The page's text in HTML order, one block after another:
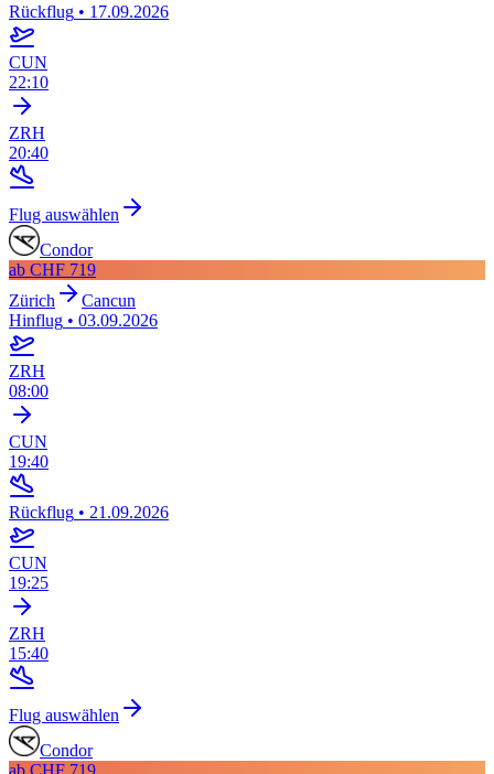
Rückflug • 17.09.2026
CUN
22:10
ZRH
20:40
Flug auswählen
Condor
ab CHF 719
Zürich
Cancun
Hinflug • 03.09.2026
ZRH
08:00
CUN
19:40
Rückflug • 21.09.2026
CUN
19:25
ZRH
15:40
Flug auswählen
Condor
ab CHF 719